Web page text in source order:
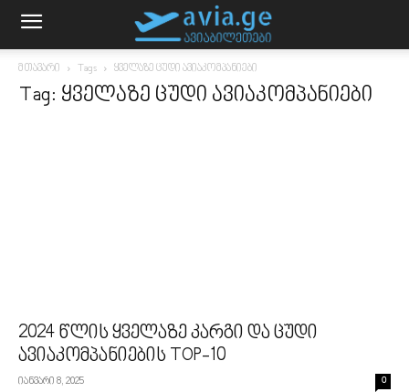
მთავარი Tags ყველაზე ცუდი ავიაკომპანიები
Tag: ყველაზე ცუდი ავიაკომპანიები
2024 წლის ყველაზე კარგი და ცუდი
ავიაკომპანიების TOP-10
იანვარი 8, 2025 0